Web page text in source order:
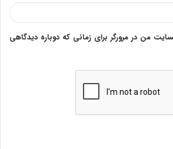
من در مرورگر برای زمانی که دوباره دیدگاهی